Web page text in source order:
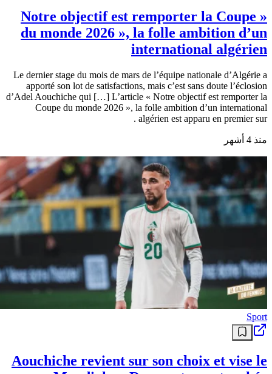
« Notre objectif est remporter la Coupe
du monde 2026 », la folle ambition d’un
international algérien
Le dernier stage du mois de mars de l’équipe nationale d’Algérie a
apporté son lot de satisfactions, mais c’est sans doute l’éclosion
d’Adel Aouchiche qui […] L’article « Notre objectif est remporter la
Coupe du monde 2026 », la folle ambition d’un international
algérien est apparu en premier sur .
منذ 4 أشهر
Sport
Aouchiche revient sur son choix et vise le